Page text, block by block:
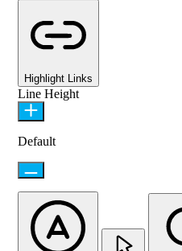
Highlight Links
Line Height
Default